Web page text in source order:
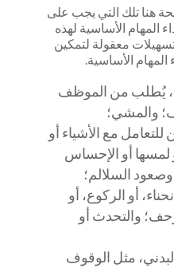
هنا تلك التي يجب على
المهام الأساسية لهذه
معقولة لتمكين
الأساسية.
يُطلب من الموظف
والمشي؛
مع الأشياء أو
لمسها أو الإحساس
وصعود السلالم؛
أو الركوع، أو
والتحدث أو
مثل الوقوف